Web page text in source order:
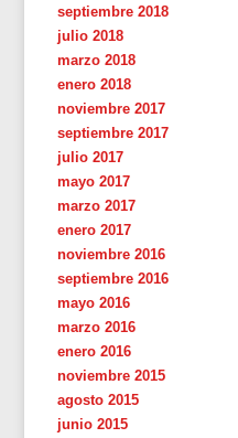
septiembre 2018
julio 2018
marzo 2018
enero 2018
noviembre 2017
septiembre 2017
julio 2017
mayo 2017
marzo 2017
enero 2017
noviembre 2016
septiembre 2016
mayo 2016
marzo 2016
enero 2016
noviembre 2015
agosto 2015
junio 2015